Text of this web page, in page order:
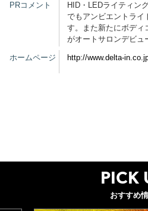
開催概要
PRコメント
HID・LEDライティン
でもアンビエントライ
す。また新たにボディ
がオートサロンデビュ
ホームページ http://www.delta-
PICK
おすすめ